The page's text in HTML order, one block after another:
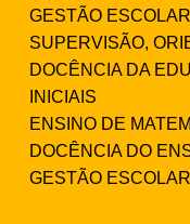
GESTÃO
SUPERVISÃO,
DOCÊNCIA DA
INICIAIS
ENSINO DE
DOCÊNCIA DO
GESTÃO ESCOLAR